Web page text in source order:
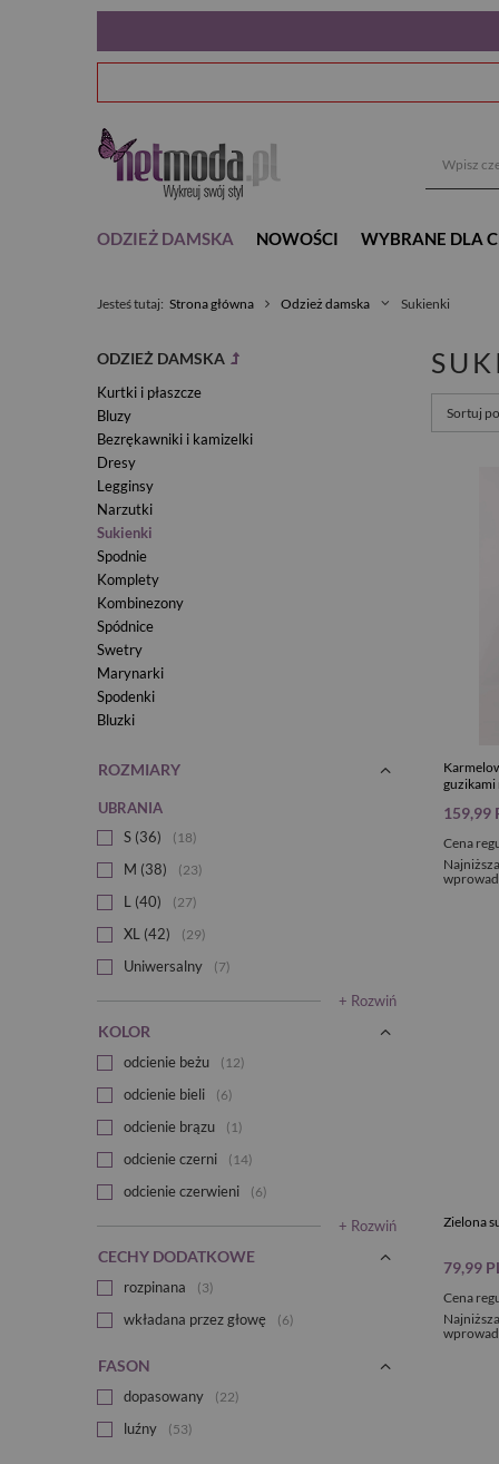
ODZIEŻ DAMSKA NOWOŚCI WYBRANE DLA
Jesteś tutaj: Strona główna Odzież damska Sukienki
ODZIEŻ DAMSKA
Kurtki i płaszcze
Bluzy
Bezrękawniki i kamizelki
Dresy
Legginsy
Narzutki
Sukienki
Spodnie
Komplety
Kombinezony
Spódnice
Swetry
Marynarki
Spodenki
Bluzki
ROZMIARY
UBRANIA
S (36)
18
M (38) 23
L (40) 27
XL (42) 29
Uniwersalny 7
+ Rozwiń
KOLOR
odcienie beżu 12
odcienie bieli 6
odcienie brązu 1
odcienie czerni 14
odcienie czerwieni 6
+ Rozwiń
CECHY DODATKOWE
rozpinana 3
wkładana przez głowę 6
FASON
dopasowany 22
luźny 53
Sortuj
guzikami
Cena
159,99
Zielona
Cena
79,99